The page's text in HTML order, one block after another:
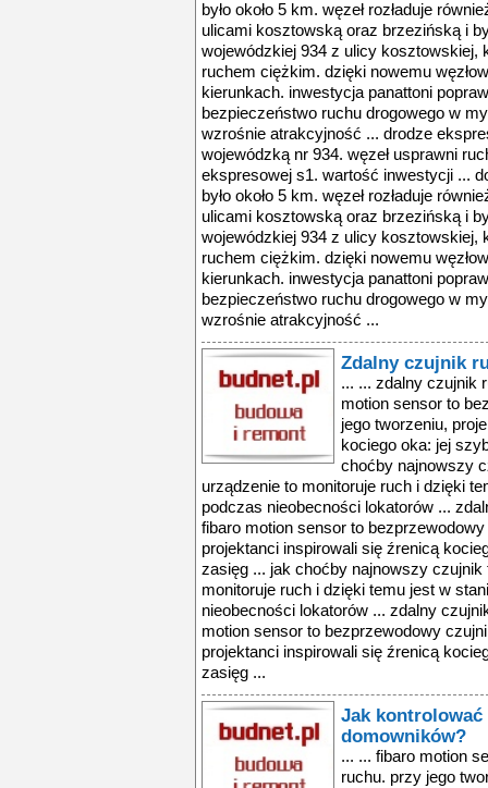
było około 5 km. węzeł rozładuje
ulicami kosztowską oraz brzezińską i
wojewódzkiej 934 z ulicy kosztowskiej,
ruchem ciężkim. dzięki nowemu
kierunkach. inwestycja panattoni
bezpieczeństwo ruchu drogowego w
wzrośnie atrakcyjność ... drodze
wojewódzką nr 934. węzeł usprawni
ekspresowej s1. wartość inwestycji ...
było około 5 km. węzeł rozładuje
ulicami kosztowską oraz brzezińską i
wojewódzkiej 934 z ulicy kosztowskiej,
ruchem ciężkim. dzięki nowemu
kierunkach. inwestycja panattoni
bezpieczeństwo ruchu drogowego w
wzrośnie atrakcyjność ...
Zdalny czujnik
... ... zdalny czujnik
motion sensor to
jego tworzeniu,
kociego oka: jej
choćby najnowszy
urządzenie to monitoruje ruch i dzięki
podczas nieobecności lokatorów ...
fibaro motion sensor to
projektanci inspirowali się źrenicą
zasięg ... jak choćby najnowszy
monitoruje ruch i dzięki temu jest w
nieobecności lokatorów ... zdalny
motion sensor to bezprzewodowy
projektanci inspirowali się źrenicą
zasięg ...
Jak
domowników?
... ... fibaro motion
ruchu. przy jego